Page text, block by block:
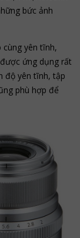
bức ảnh
cùng yên tĩnh,
ứng dụng rất
độ yên tĩnh, tập
phù hợp để